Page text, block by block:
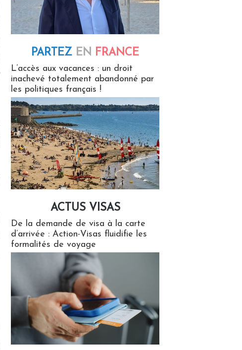
PARTEZ EN FRANCE
L’accès aux vacances : un droit
inachevé totalement abandonné par
les politiques français !
ACTUS VISAS
De la demande de visa à la carte
d’arrivée : Action-Visas fluidifie les
formalités de voyage